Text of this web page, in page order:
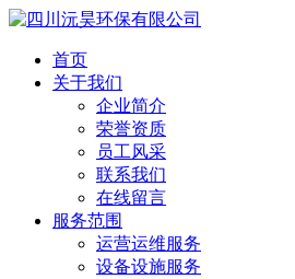
首页
关于我们
企业简介
荣誉资质
员工风采
联系我们
在线留言
服务范围
运营运维服务
设备设施服务